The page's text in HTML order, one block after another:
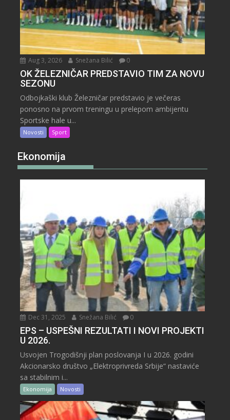
Aug 3, 2026 Snežana Bilić 0
OK ŽELEZNIČAR PREDSTAVIO TIM ZA NOVU
SEZONU
Odbojkaški klub Železničar predstavio je večeras
ponosno na prvom treningu u prelepom ambijentu
Sportske hale u...
Novosti Sport
Ekonomija
Dec 31, 2025 Snežana Bilić 0
EPS – USPEŠNI REZULTATI I NOVI PROJEKTI
U 2026.
Usvojen Trogodišnji plan poslovanja I u 2026. godini
Akcionarsko društvo „Elektroprivreda Srbije“ nastaviće
sa stabilnim i...
Ekonomija Novosti